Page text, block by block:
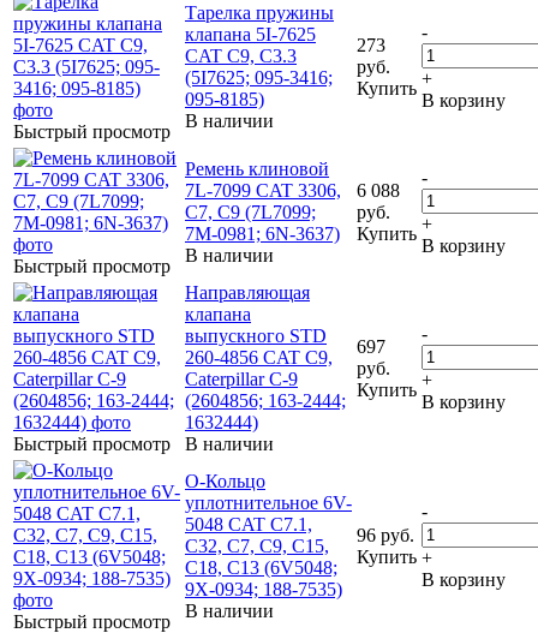
Быстрый просмотр
Тарелка пружины
клапана 5I-7625
CAT C9, C3.3
(5I7625; 095-3416;
095-8185)
В наличии
273
руб.
Купить
-
+
В корзину
Быстрый просмотр
Ремень клиновой
7L-7099 CAT 3306,
C7, C9 (7L7099;
7M-0981; 6N-3637)
В наличии
6 088
руб.
Купить
-
+
В корзину
Быстрый просмотр
Направляющая
клапана
выпускного STD
260-4856 CAT C9,
Caterpillar C-9
(2604856; 163-2444;
1632444)
В наличии
697
руб.
Купить
-
+
В корзину
Быстрый просмотр
О-Кольцо
уплотнительное 6V-
5048 CAT C7.1,
C32, C7, C9, C15,
C18, C13 (6V5048;
9X-0934; 188-7535)
В наличии
96 руб.
Купить
-
+
В корзину